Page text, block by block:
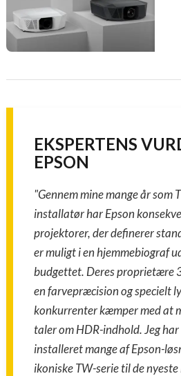
EKSPERTENS
EPSON
"Gennem mine mange år som
installatør har Epson
projektorer, der definerer
er muligt i en hjemmebiograf
budgettet. Deres proprietære
en farvepræcision og specielt
konkurrenter kæmper med at
taler om HDR-indhold. Jeg
installeret mange af Epson-
ikoniske TW-serie til de